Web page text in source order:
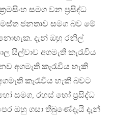
සමග වන ප‍්‍රසිද්ධ
ජනතාව සමග බව මේ
දැන් ඔහු රනිල්
සිල්වාව අගමැති කැරැවිය
අගමැති කැරැවිය හැකි
කැරැවිය හැකි බවට
සමග, රහස් හෝ ප‍්‍රසිද්ධ
ඔහු ගසා තිබුණේදැයි දැන්